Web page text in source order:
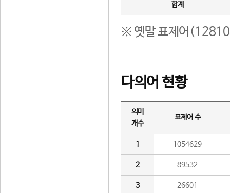
합계
※ 옛말 표제어(12810
다의어 현황
의미
개수
표제어 수
1 1054629
2 89532
3 26601